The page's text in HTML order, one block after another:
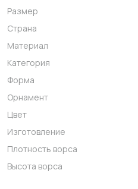
Размер
Страна
Материал
Категория
Форма
Орнамент
Цвет
Изготовление
Плотность ворса
Высота ворса